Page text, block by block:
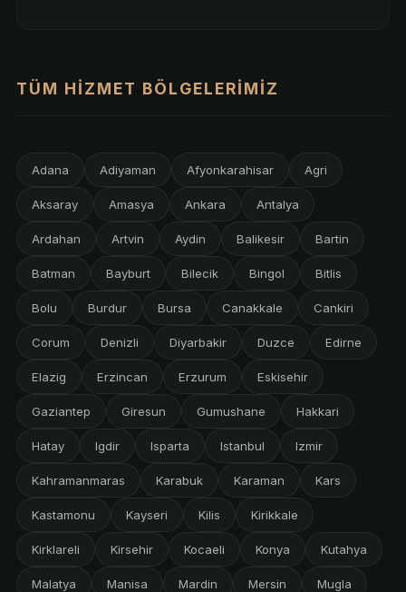
TÜM HIZMET BÖLGELERIMIZ
Adana Adiyaman Afyonkarahisar Agri
Aksaray Amasya Ankara Antalya
Ardahan Artvin Aydin Balikesir Bartin
Batman Bayburt Bilecik Bingol Bitlis
Bolu Burdur Bursa Canakkale Cankiri
Corum Denizli Diyarbakir Duzce Edirne
Elazig Erzincan Erzurum Eskisehir
Gaziantep Giresun Gumushane Hakkari
Hatay Igdir Isparta Istanbul Izmir
Kahramanmaras Karabuk Karaman Kars
Kastamonu Kayseri Kilis Kirikkale
Kirklareli Kirsehir Kocaeli Konya Kutahya
Malatya Manisa Mardin Mersin Mugla